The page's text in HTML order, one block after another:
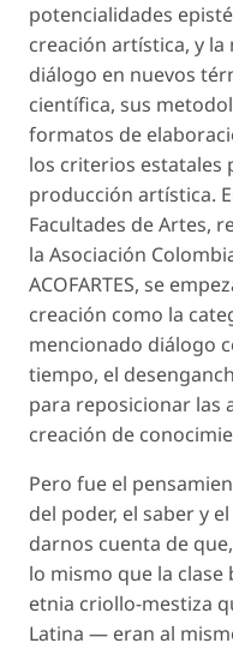
potencialidades
creación artística, y
diálogo en nuevos
científica, sus
formatos de
los criterios estatales
producción artística.
Facultades de Artes,
la Asociación
ACOFARTES, se
creación como la
mencionado diálogo
tiempo, el
para reposicionar las
creación de
Pero fue el
del poder, el saber y
darnos cuenta de
lo mismo que la clase
etnia criollo-mestiza
Latina — eran al